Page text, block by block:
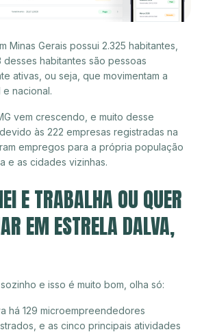
Minas Gerais possui 2.325 habitantes,
habitantes são pessoas
ativas, ou seja, que movimentam a
nacional.
vem crescendo, e muito desse
às 222 empresas registradas na
empregos para a própria população
e as cidades vizinhas.
E TRABALHA OU QUER
EM ESTRELA DALVA,
e isso é muito bom, olha só:
há 129 microempreendedores
e as cinco principais atividades